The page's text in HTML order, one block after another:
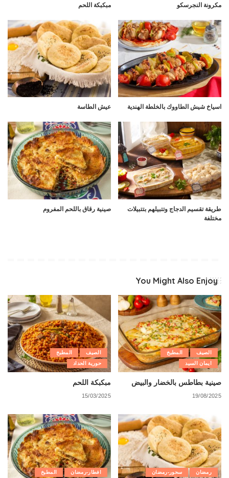
مكرونة النجرسكو مبكبكة اللحم
اسياخ شيش الطاووك بالخلطة الهندية عيش الطاسة
طريقة تقسيم الدجاج وتتبيلهم بتتبيلات
مختلفة
صينية رقاق باللحم المفروم
You Might Also Enjoy
الصيف
المطبخ
ايمان السيد
صينية بطاطس بالخضار والبيض
19/08/2025
الصيف
المطبخ
حورية الحداد
مبكبكة اللحم
15/03/2025
رمضان سحور-رمضان افطار-رمضان المطبخ